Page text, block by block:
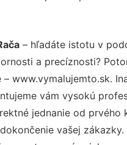
– hľadáte istotu v
a precíznosti?
– www.vymalujemto.sk.
vám vysokú
jednanie od prvého
vašej zákazky.